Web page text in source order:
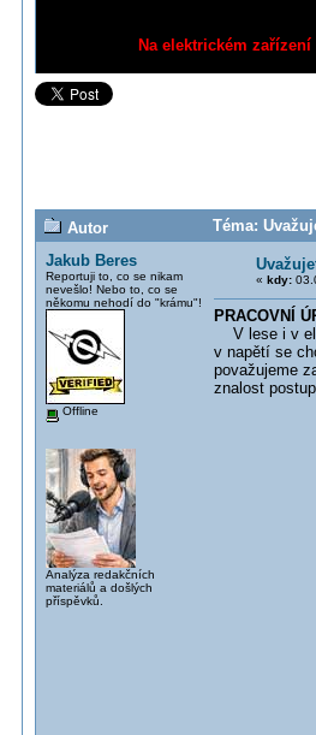
Na elektrickém
Autor
Téma:
Jakub Beres
Reportuji to, co se nikam
nevešlo! Nebo to, co se
někomu nehodí do "krámu"!
Offline
Analýza redakčních
materiálů a došlých
příspěvků.
« kdy:
PRACOVNÍ
V lese i v
v napětí se
považujeme
znalost